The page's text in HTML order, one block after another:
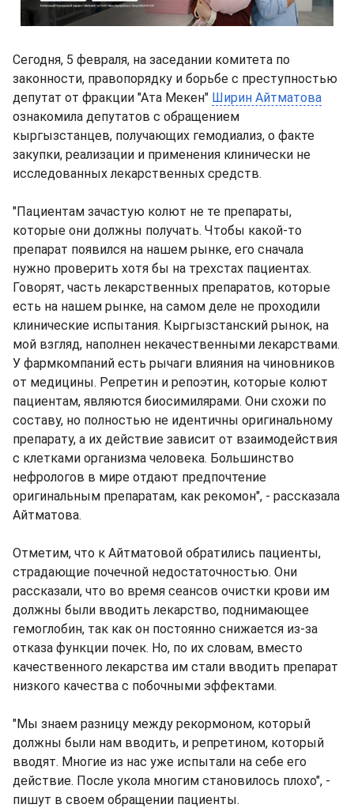
Сегодня, 5 февраля, на заседании комитета по
законности, правопорядку и борьбе с преступностью
депутат от фракции "Ата Мекен" Ширин Айтматова
ознакомила депутатов с обращением
кыргызстанцев, получающих гемодиализ, о факте
закупки, реализации и применения клинически не
исследованных лекарственных средств.
"Пациентам зачастую колют не те препараты,
которые они должны получать. Чтобы какой-то
препарат появился на нашем рынке, его сначала
нужно проверить хотя бы на трехстах пациентах.
Говорят, часть лекарственных препаратов, которые
есть на нашем рынке, на самом деле не проходили
клинические испытания. Кыргызстанский рынок, на
мой взгляд, наполнен некачественными лекарствами.
У фармкомпаний есть рычаги влияния на чиновников
от медицины. Репретин и репоэтин, которые колют
пациентам, являются биосимилярами. Они схожи по
составу, но полностью не идентичны оригинальному
препарату, а их действие зависит от взаимодействия
с клетками организма человека. Большинство
нефрологов в мире отдают предпочтение
оригинальным препаратам, как рекомон", - рассказала
Айтматова.
Отметим, что к Айтматовой обратились пациенты,
страдающие почечной недостаточностью. Они
рассказали, что во время сеансов очистки крови им
должны были вводить лекарство, поднимающее
гемоглобин, так как он постоянно снижается из-за
отказа функции почек. Но, по их словам, вместо
качественного лекарства им стали вводить препарат
низкого качества с побочными эффектами.
"Мы знаем разницу между рекормоном, который
должны были нам вводить, и репретином, который
вводят. Многие из нас уже испытали на себе его
действие. После укола многим становилось плохо", -
пишут в своем обращении пациенты.